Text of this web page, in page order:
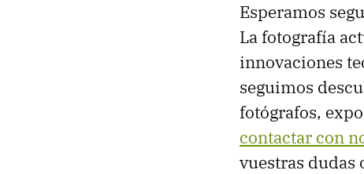
Esperamos
La fotografía
innovaciones
seguimos
fotógrafos,
contactar con
vuestras dudas